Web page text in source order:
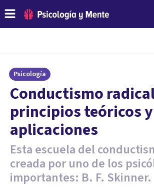
Psicología
​Conductismo
principios teóricos y
aplicaciones
Esta escuela del
creada por uno de los
importantes: B. F. Skinner.